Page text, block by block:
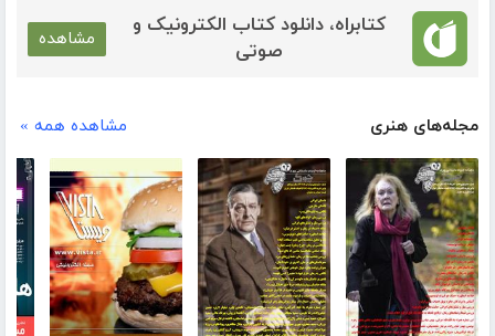
کتابراه، دانلود کتاب الکترونیک و
صوتی
مشاهده
مجله‌های هنری مشاهده همه »